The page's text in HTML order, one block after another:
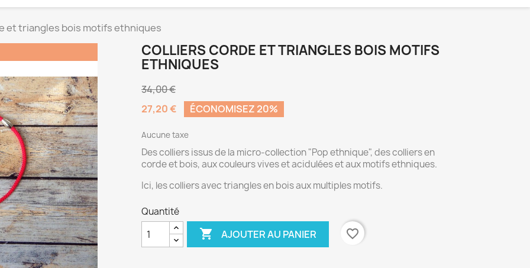
et triangles bois motifs ethniques
COLLIERS CORDE ET TRIANGLES BOIS MOTIFS
ETHNIQUES
34,00 €
27,20 €
ÉCONOMISEZ 20%
Aucune taxe
Des colliers issus de la micro-collection "Pop ethnique", des colliers en
corde et bois, aux couleurs vives et acidulées et aux motifs ethniques.
Ici, les colliers avec triangles en bois aux multiples motifs.
Quantité
 AJOUTER AU PANIER favorite_border